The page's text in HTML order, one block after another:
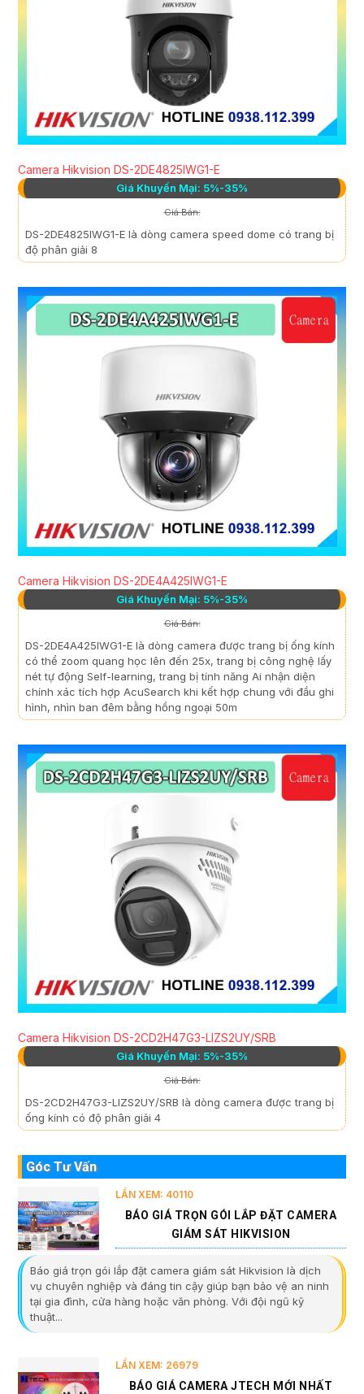
Camera Hikvision DS-2DE4825IWG1-E
Giá Khuyến Mại: 5%-35%
Giá Bán:
DS-2DE4825IWG1-E là dòng camera speed dome có trang bị
độ phân giải 8
Camera Hikvision DS-2DE4A425IWG1-E
Giá Khuyến Mại: 5%-35%
Giá Bán:
DS-2DE4A425IWG1-E là dòng camera được trang bị ống kính
có thể zoom quang học lên đến 25x, trang bị công nghệ lấy
nét tự động Self-learning, trang bị tính năng Ai nhận diện
chính xác tích hợp AcuSearch khi kết hợp chung với đầu ghi
hình, nhìn ban đêm bằng hồng ngoại 50m
Camera Hikvision DS-2CD2H47G3-LIZS2UY/SRB
Giá Khuyến Mại: 5%-35%
Giá Bán:
DS-2CD2H47G3-LIZS2UY/SRB là dòng camera được trang bị
ống kính có độ phân giải 4
Góc Tư Vấn
LẦN XEM: 40110
BÁO GIÁ TRỌN GÓI LẮP ĐẶT CAMERA
GIÁM SÁT HIKVISION
Báo giá trọn gói lắp đặt camera giám sát Hikvision là dịch
vụ chuyên nghiệp và đáng tin cậy giúp bạn bảo vệ an ninh
tại gia đình, cửa hàng hoặc văn phòng. Với đội ngũ kỹ
thuật...
LẦN XEM: 26979
BÁO GIÁ CAMERA JTECH MỚI NHẤT